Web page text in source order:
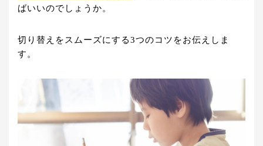
ばいいのでしょうか。
切り替えをスムーズにする3つのコツをお伝えしま
す。